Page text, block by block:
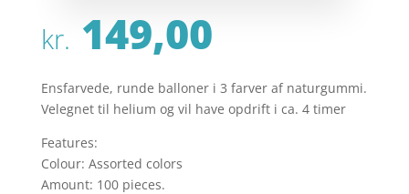
kr. 149,00
Ensfarvede, runde balloner i 3 farver af naturgummi.
Velegnet til helium og vil have opdrift i ca. 4 timer
Features:
Colour: Assorted colors
Amount: 100 pieces.